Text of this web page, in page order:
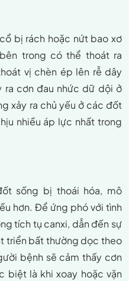
bị rách hoặc nứt bao xơ
trong có thể thoát ra
vị chèn ép lên rễ dây
ra cơn đau nhức dữ dội ở
xảy ra chủ yếu ở các đốt
nhiều áp lực nhất trong
sống bị thoái hóa, mô
hơn. Để ứng phó với tình
tích tụ canxi, dẫn đến sự
triển bất thường dọc theo
bệnh sẽ cảm thấy cơn
biệt là khi xoay hoặc vặn